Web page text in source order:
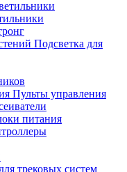
Подсветка для
Пульты управления
питания